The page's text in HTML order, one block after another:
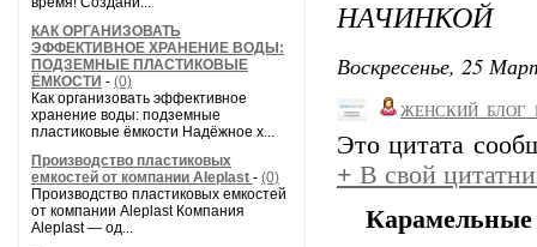
КАК ОРГАНИЗОВАТЬ
ЭФФЕКТИВНОЕ ХРАНЕНИЕ ВОДЫ:
ПОДЗЕМНЫЕ ПЛАСТИКОВЫЕ
ЁМКОСТИ - (0)
Как организовать эффективное
хранение воды: подземные
пластиковые ёмкости Надёжное х...
Производство пластиковых
емкостей от компании Aleplast - (0)
Производство пластиковых емкостей
от компании Aleplast Компания
Aleplast — од...
НАЧИНКОЙ
Воскресенье, 25
Это цитата
+ В свой
Карамельные